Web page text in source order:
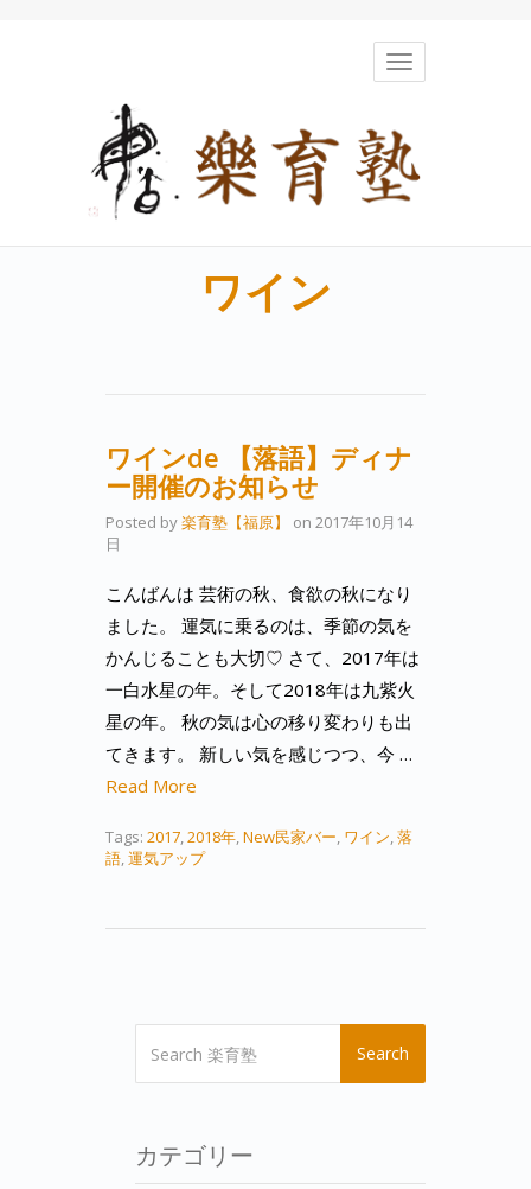
Toggle
navigation
ワイン
ワインde 【落語】ディナ
ー開催のお知らせ
Posted by楽育塾【福原】 on 2017年10月14
日
こんばんは 芸術の秋、食欲の秋になり
ました。 運気に乗るのは、季節の気を
かんじることも大切♡ さて、2017年は
一白水星の年。そして2018年は九紫火
星の年。 秋の気は心の移り変わりも出
てきます。 新しい気を感じつつ、今 …
Read More
Tags: 2017,2018年,New民家バー, ワイン,落
語,運気アップ
Search
カテゴリー